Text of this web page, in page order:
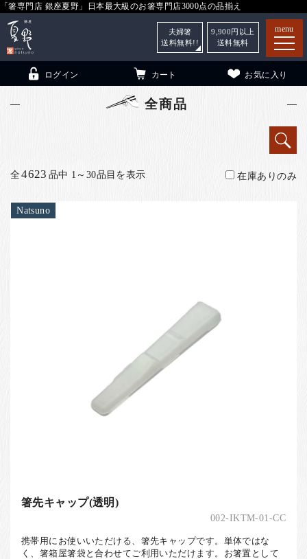
「箸専門店 銀座夏野」日本最大級のお箸専門店3000点の品揃え
menu
銀座夏野・箸長
ログイン カート お気に入り
夫婦箸
送料無料!!
9,900 円以上
送料無料
全商品
全4623 品中 1～30品目を表示 在庫ありのみ
Natsuno
箸先キャップ(透明)
002-IKTM-01-CC
携帯用にお使いいただける、箸先キャップです。単体ではな
く、箸箱屋箸袋と合わせてご利用いただけます。お箸置として